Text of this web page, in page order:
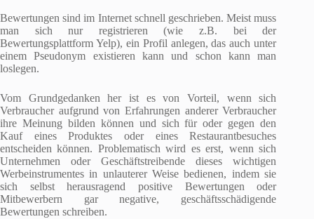
Bewertungen sind im Internet schnell geschrieben. Meist muss
man sich nur registrieren (wie z.B. bei der
Bewertungsplattform Yelp), ein Profil anlegen, das auch unter
einem Pseudonym existieren kann und schon kann man
loslegen.
Vom Grundgedanken her ist es von Vorteil, wenn sich
Verbraucher aufgrund von Erfahrungen anderer Verbraucher
ihre Meinung bilden können und sich für oder gegen den
Kauf eines Produktes oder eines Restaurantbesuches
entscheiden können. Problematisch wird es erst, wenn sich
Unternehmen oder Geschäftstreibende dieses wichtigen
Werbeinstrumentes in unlauterer Weise bedienen, indem sie
sich selbst herausragend positive Bewertungen oder
Mitbewerbern gar negative, geschäftsschädigende
Bewertungen schreiben.